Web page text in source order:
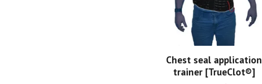
Chest seal application
trainer [TrueClot®]